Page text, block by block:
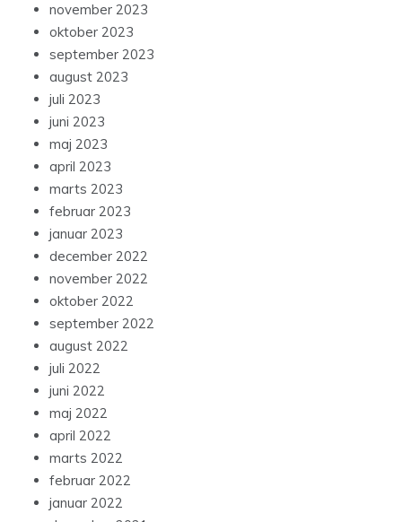
november 2023
oktober 2023
september 2023
august 2023
juli 2023
juni 2023
maj 2023
april 2023
marts 2023
februar 2023
januar 2023
december 2022
november 2022
oktober 2022
september 2022
august 2022
juli 2022
juni 2022
maj 2022
april 2022
marts 2022
februar 2022
januar 2022